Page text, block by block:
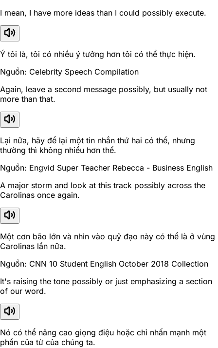
I mean, I have more ideas than I could possibly execute.
Ý tôi là, tôi có nhiều ý tưởng hơn tôi có thể thực hiện.
Nguồn: Celebrity Speech Compilation
Again, leave a second message possibly, but usually not
more than that.
Lại nữa, hãy để lại một tin nhắn thứ hai có thể, nhưng
thường thì không nhiều hơn thế.
Nguồn: Engvid Super Teacher Rebecca - Business English
A major storm and look at this track possibly across the
Carolinas once again.
Một cơn bão lớn và nhìn vào quỹ đạo này có thể là ở vùng
Carolinas lần nữa.
Nguồn: CNN 10 Student English October 2018 Collection
It's raising the tone possibly or just emphasizing a section
of our word.
Nó có thể nâng cao giọng điệu hoặc chỉ nhấn mạnh một
phần của từ của chúng ta.